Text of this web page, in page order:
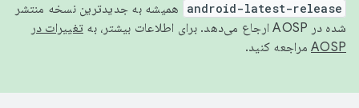
android-latest-release
همیشه به جدیدترین نسخه منتشر
شده در AOSP ارجاع می‌دهد. برای اطلاعات بیشتر، به
تغییرات در
AOSP مراجعه کنید.